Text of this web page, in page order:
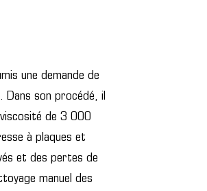
une demande de
son procédé, il
de 3 000
à plaques et
et des pertes de
manuel des